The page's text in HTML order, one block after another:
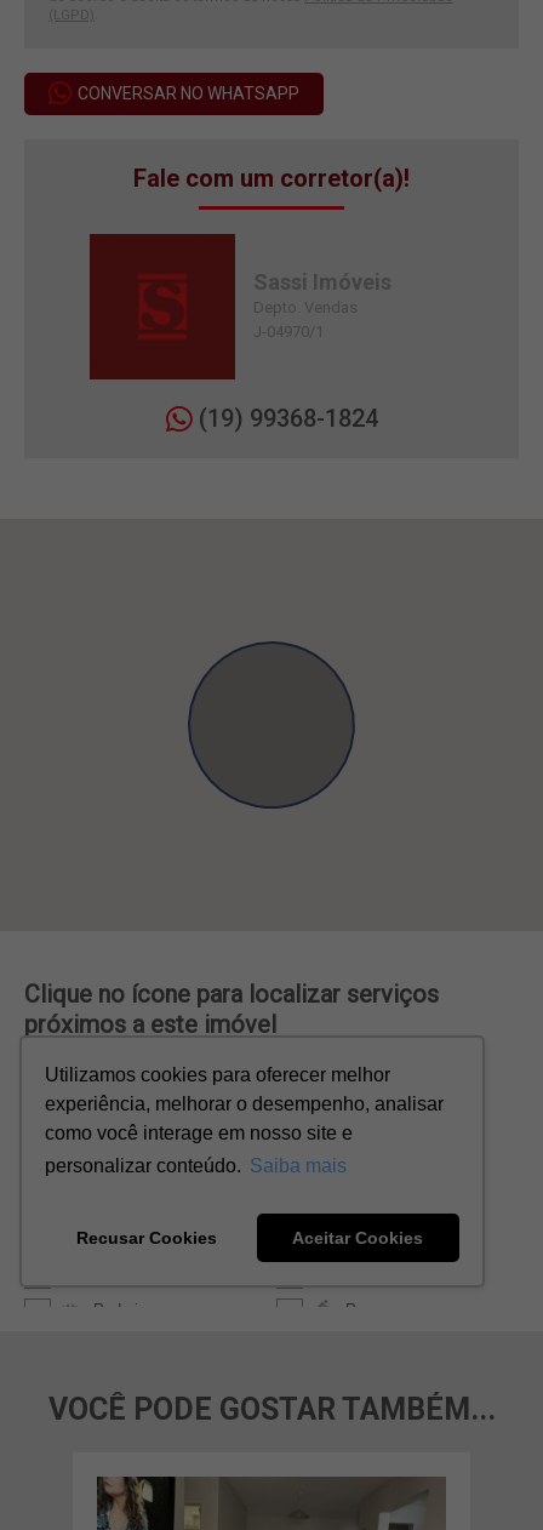
(LGPD)
CONVERSAR NO WHATSAPP
Fale com um corretor(a)!
Sassi Imóveis
Depto. Vendas
J-04970/1
(19) 99368-1824
VOCÊ PODE GOSTAR TAMBÉM...